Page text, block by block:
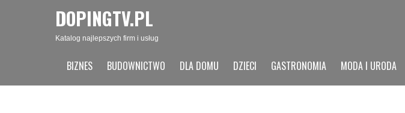
DOPINGTV.PL
Katalog najlepszych firm i usług
BIZNES BUDOWNICTWO DLA DOMU DZIECI GASTRONOMIA MODA I URODA